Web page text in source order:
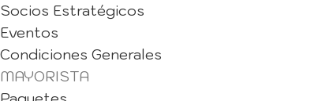
Socios Estratégicos
Eventos
Condiciones Generales
MAYORISTA